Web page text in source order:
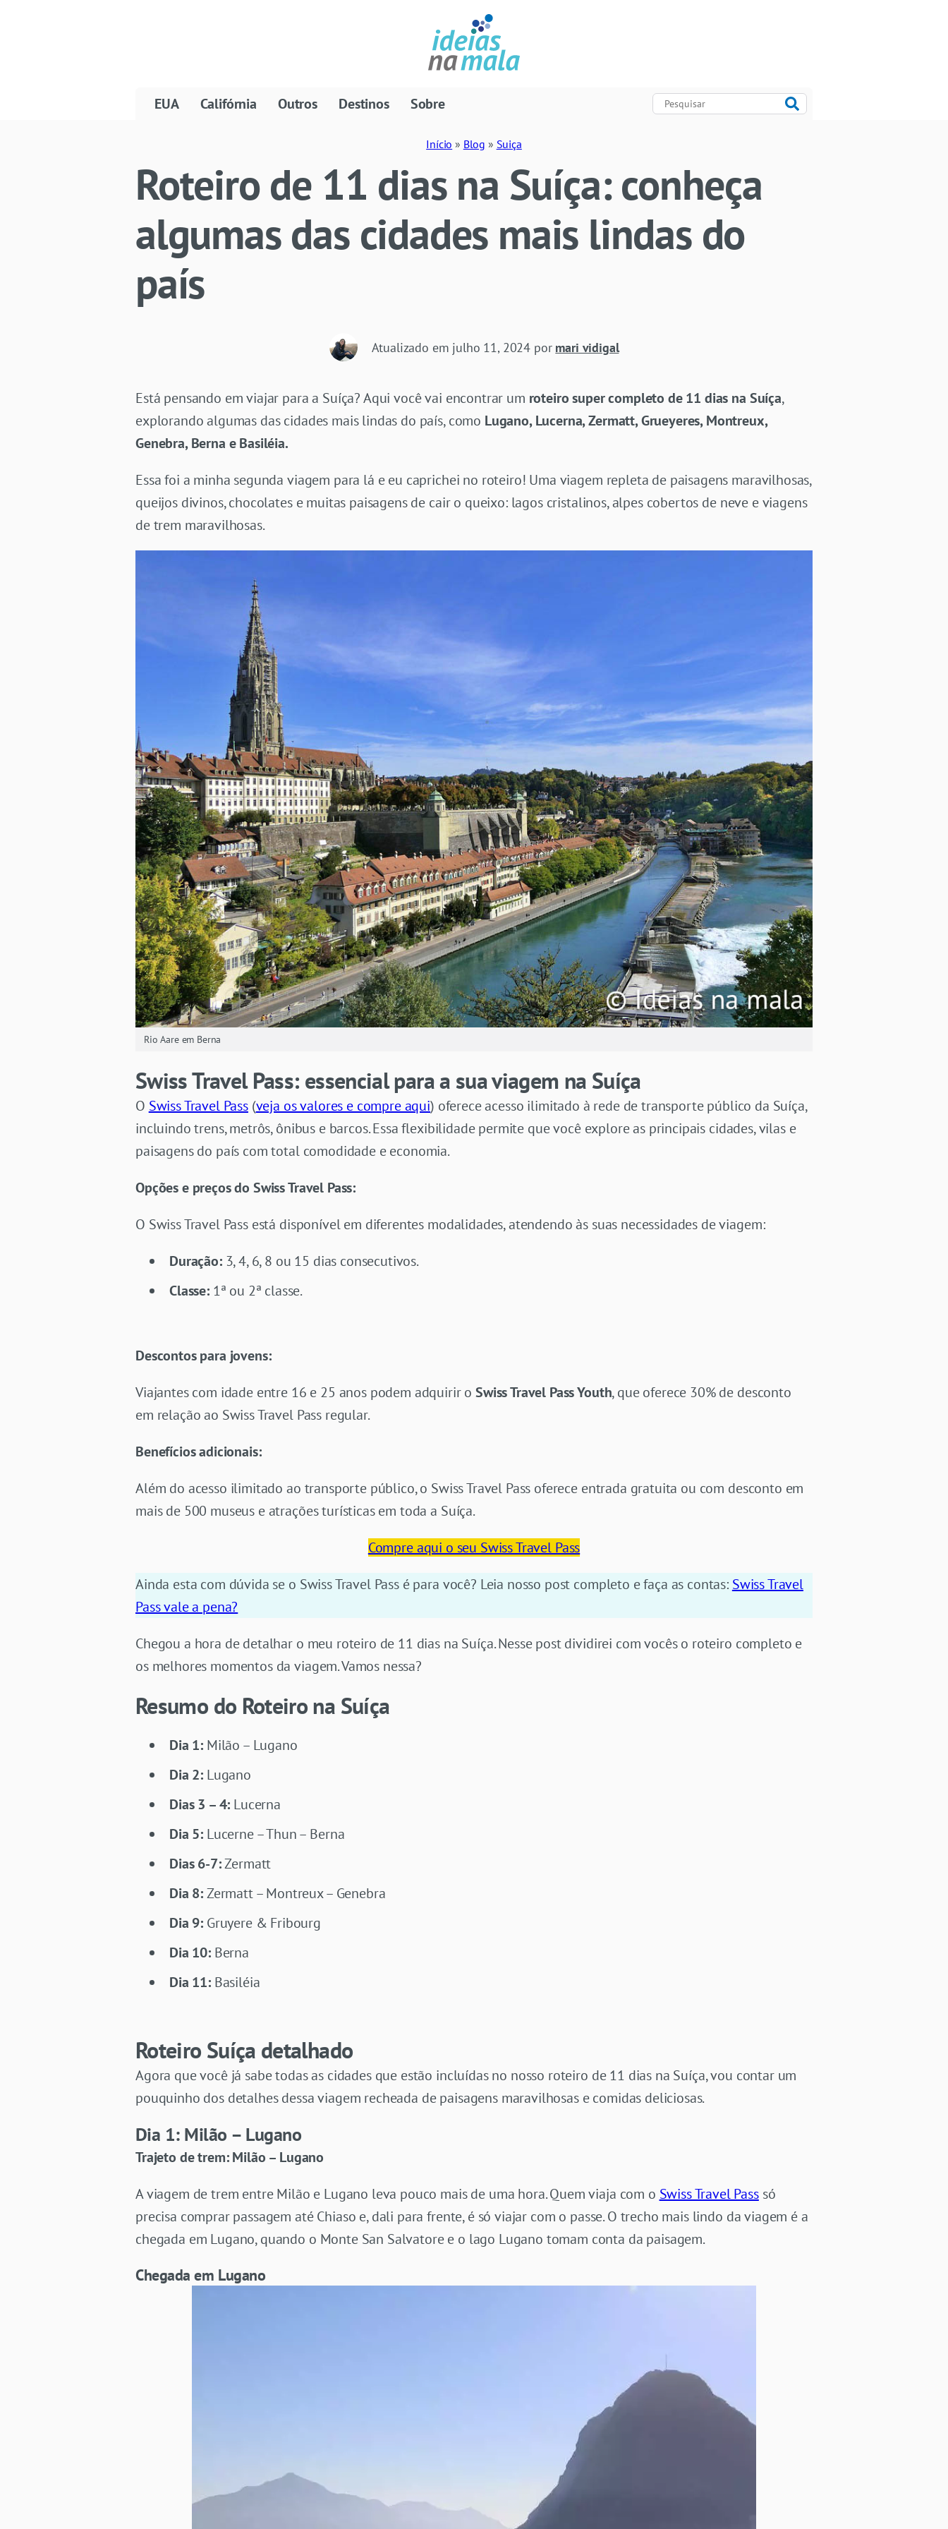
EUA Califórnia Outros Destinos Sobre
Início » Blog » Suiça
Roteiro de 11 dias na Suíça: conheça
algumas das cidades mais lindas do
país
Atualizado em julho 11, 2024 por mari vidigal
Está pensando em viajar para a Suíça? Aqui você vai encontrar um roteiro super completo de 11 dias na Suíça,
explorando algumas das cidades mais lindas do país, como Lugano, Lucerna, Zermatt, Grueyeres, Montreux,
Genebra, Berna e Basiléia.
Essa foi a minha segunda viagem para lá e eu caprichei no roteiro! Uma viagem repleta de paisagens maravilhosas,
queijos divinos, chocolates e muitas paisagens de cair o queixo: lagos cristalinos, alpes cobertos de neve e viagens
de trem maravilhosas.
Rio Aare em Berna
Swiss Travel Pass: essencial para a sua viagem na Suíça
O Swiss Travel Pass(veja os valores e compre aqui) oferece acesso ilimitado à rede de transporte público da Suíça,
incluindo trens, metrôs, ônibus e barcos. Essa flexibilidade permite que você explore as principais cidades, vilas e
paisagens do país com total comodidade e economia.
Opções e preços do Swiss Travel Pass:
O Swiss Travel Pass está disponível em diferentes modalidades, atendendo às suas necessidades de viagem:
Duração:3, 4, 6, 8 ou 15 dias consecutivos.
Classe:1ª ou 2ª classe.
Descontos para jovens:
Viajantes com idade entre 16 e 25 anos podem adquirir oSwiss Travel Pass Youth, que oferece 30% de desconto
em relação ao Swiss Travel Pass regular.
Benefícios adicionais:
Além do acesso ilimitado ao transporte público, o Swiss Travel Pass oferece entrada gratuita ou com desconto em
mais de 500 museus e atrações turísticas em toda a Suíça.
Compre aqui o seu Swiss Travel Pass
Ainda esta com dúvida se o Swiss Travel Pass é para você? Leia nosso post completo e faça as contas: Swiss Travel
Pass vale a pena?
Chegou a hora de detalhar o meu roteiro de 11 dias na Suíça. Nesse post dividirei com vocês o roteiro completo e
os melhores momentos da viagem. Vamos nessa?
Resumo do Roteiro na Suíça
Dia 1: Milão – Lugano
Dia 2: Lugano
Dias 3 – 4: Lucerna
Dia 5: Lucerne – Thun – Berna
Dias 6-7:Zermatt
Dia 8:Zermatt – Montreux – Genebra
Dia 9: Gruyere & Fribourg
Dia 10:Berna
Dia 11:Basiléia
Roteiro Suíça detalhado
Agora que você já sabe todas as cidades que estão incluídas no nosso roteiro de 11 dias na Suíça, vou contar um
pouquinho dos detalhes dessa viagem recheada de paisagens maravilhosas e comidas deliciosas.
Dia 1: Milão – Lugano
Trajeto de trem: Milão – Lugano
A viagem de trem entre Milão e Lugano leva pouco mais de uma hora. Quem viaja com o Swiss Travel Passsó
precisa comprar passagem até Chiaso e, dali para frente, é só viajar com o passe. O trecho mais lindo da viagem é a
chegada em Lugano, quando o Monte San Salvatore e o lago Lugano tomam conta da paisagem.
Chegada em Lugano